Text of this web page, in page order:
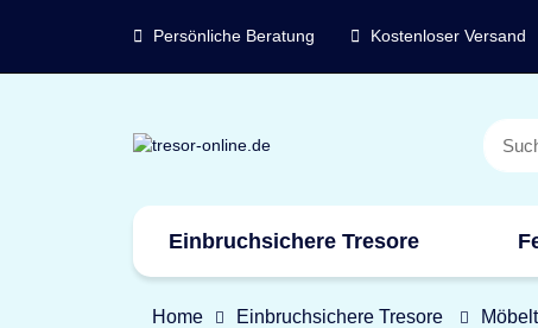
Persönliche Beratung Kostenloser Versand
Einbruchsichere Tresore
Marken
Home Einbruchsichere Tresore